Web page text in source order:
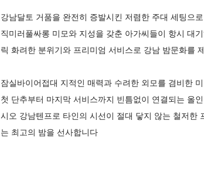
강남달토 거품을 완전히 증발시킨 저렴한 주대 세팅으
직미러풀싸롱 미모와 지성을 갖춘 아가씨들이 항시 대
릭 화려한 분위기와 프리미엄 서비스로 강남 밤문화를
잠실바이어접대 지적인 매력과 수려한 외모를 겸비한
첫 단추부터 마지막 서비스까지 빈틈없이 연결되는 올
시오 강남텐프로 타인의 시선이 절대 닿지 않는 철저
는 최고의 밤을 선사합니다